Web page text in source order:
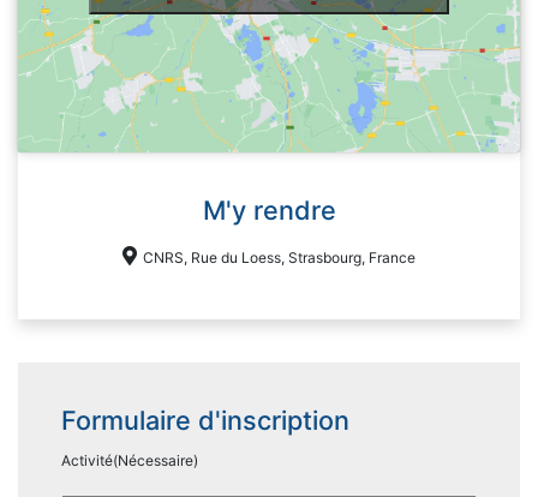
M'y rendre
CNRS, Rue du Loess, Strasbourg, France
Formulaire d'inscription
Activité(Nécessaire)